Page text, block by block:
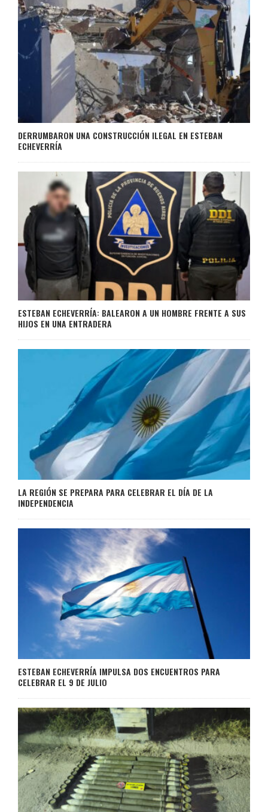
DERRUMBARON UNA CONSTRUCCIÓN ILEGAL EN ESTEBAN
ECHEVERRÍA
ESTEBAN ECHEVERRÍA: BALEARON A UN HOMBRE FRENTE A SUS
HIJOS EN UNA ENTRADERA
LA REGIÓN SE PREPARA PARA CELEBRAR EL DÍA DE LA
INDEPENDENCIA
ESTEBAN ECHEVERRÍA IMPULSA DOS ENCUENTROS PARA
CELEBRAR EL 9 DE JULIO